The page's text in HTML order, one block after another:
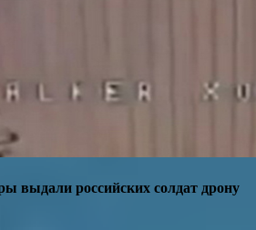
выдали российских солдат дрону